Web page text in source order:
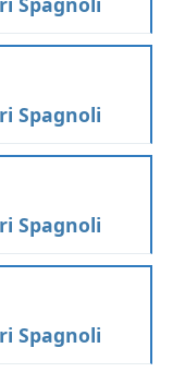
Spagnoli
Spagnoli
Spagnoli